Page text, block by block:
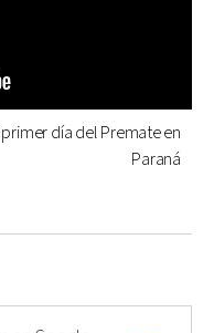
día del Premate en
Paraná